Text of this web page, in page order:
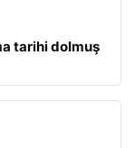
tarihi dolmuş